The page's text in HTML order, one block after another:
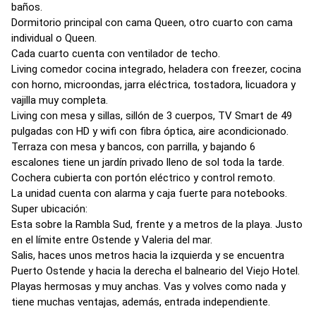
baños.
Dormitorio principal con cama Queen, otro cuarto con cama
individual o Queen.
Cada cuarto cuenta con ventilador de techo.
Living comedor cocina integrado, heladera con freezer, cocina
con horno, microondas, jarra eléctrica, tostadora, licuadora y
vajilla muy completa.
Living con mesa y sillas, sillón de 3 cuerpos, TV Smart de 49
pulgadas con HD y wifi con fibra óptica, aire acondicionado.
Terraza con mesa y bancos, con parrilla, y bajando 6
escalones tiene un jardín privado lleno de sol toda la tarde.
Cochera cubierta con portón eléctrico y control remoto.
La unidad cuenta con alarma y caja fuerte para notebooks.
Super ubicación:
Esta sobre la Rambla Sud, frente y a metros de la playa. Justo
en el límite entre Ostende y Valeria del mar.
Salis, haces unos metros hacia la izquierda y se encuentra
Puerto Ostende y hacia la derecha el balneario del Viejo Hotel.
Playas hermosas y muy anchas. Vas y volves como nada y
tiene muchas ventajas, además, entrada independiente.